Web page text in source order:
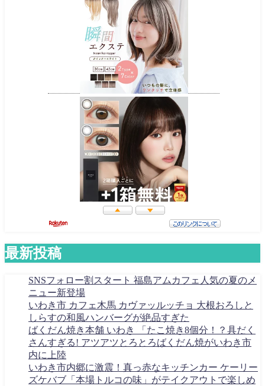
最新投稿
SNSフォロー割スタート 福島アムカフェ人気の夏のメ
ニュー新登場
いわき市 カフェ木馬 カヴァッルッチョ 大根おろしと
しらすの和風ハンバーグが絶品すぎた
ばくだん焼き本舗 いわき 「たこ焼き8個分！？具だく
さんすぎる! アツアツとろとろばくだん焼がいわき市
内に上陸
いわき市内郷に激震！真っ赤なキッチンカー ケーリー
ズケバブ「本場トルコの味」がテイクアウトで楽しめ